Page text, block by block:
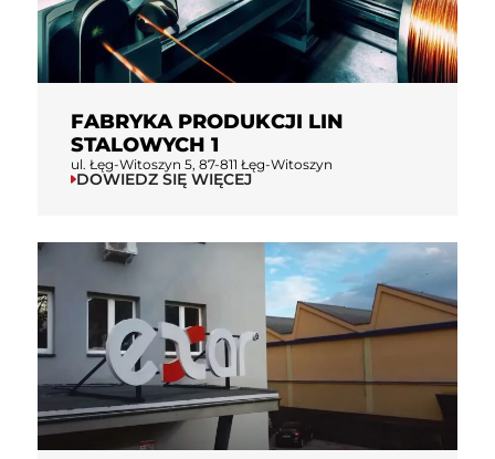
FABRYKA PRODUKCJI LIN
STALOWYCH 1
ul. Łęg-Witoszyn 5, 87-811 Łęg-Witoszyn
DOWIEDZ SIĘ WIĘCEJ